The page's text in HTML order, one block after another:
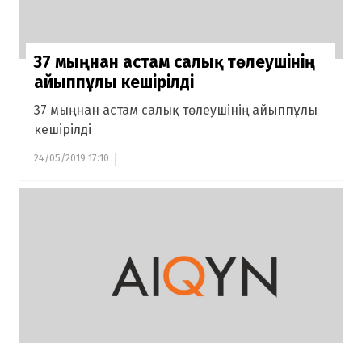
37 мыңнан астам салық төлеушінің
айыппұлы кешірілді
37 мыңнан астам салық төлеушінің айыппұлы
кешірілді
24/05/2019 17:10